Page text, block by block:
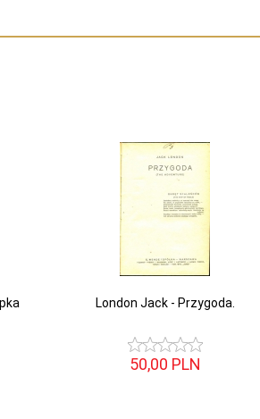
London Jack - Przygoda.
50,00 PLN